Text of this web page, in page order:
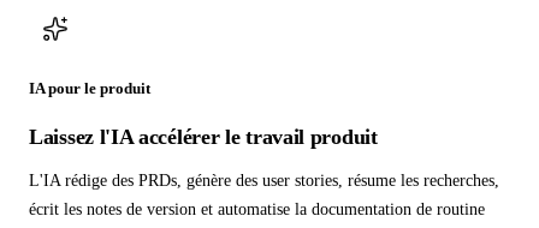
IA pour le produit
Laissez l'IA accélérer le travail produit
L'IA rédige des PRDs, génère des user stories, résume les recherches,
écrit les notes de version et automatise la documentation de routine